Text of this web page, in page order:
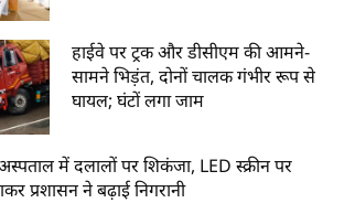
हाईवे पर ट्रक और डीसीएम की आमने-
सामने भिड़ंत, दोनों चालक गंभीर रूप से
घायल; घंटों लगा जाम
में दलालों पर शिकंजा, LED स्क्रीन पर
प्रशासन ने बढ़ाई निगरानी